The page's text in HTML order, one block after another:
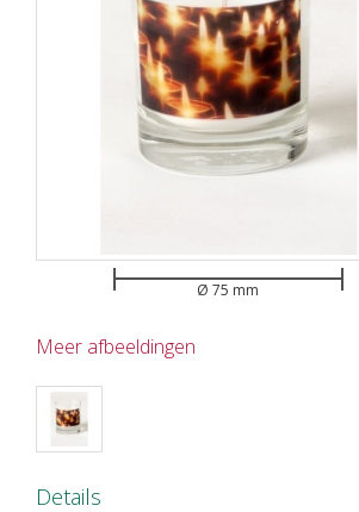
Ø 75 mm
Meer afbeeldingen
Details